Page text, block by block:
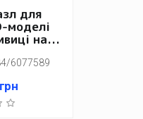
для
моделі
на...
6077589
грн